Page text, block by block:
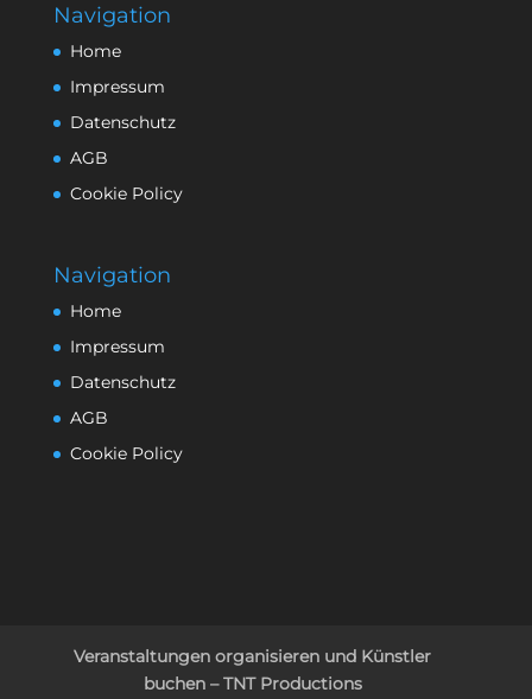
Navigation
Home
Impressum
Datenschutz
AGB
Cookie Policy
Navigation
Home
Impressum
Datenschutz
AGB
Cookie Policy
Veranstaltungen organisieren und Künstler
buchen – TNT Productions